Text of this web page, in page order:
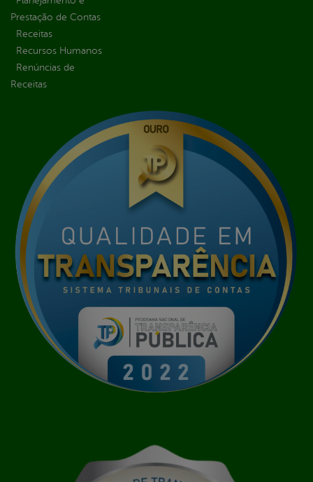
Prestação de Contas
Receitas
Recursos Humanos
Renúncias de
Receitas